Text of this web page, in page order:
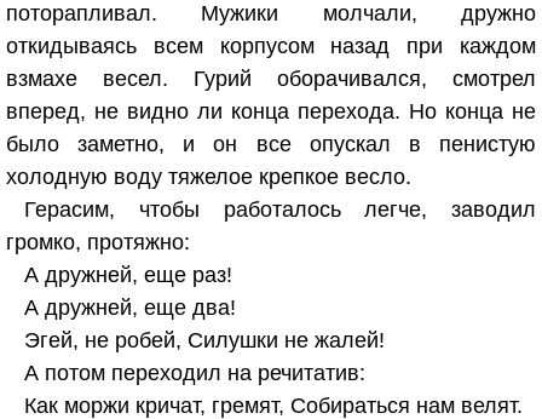
поторапливал. Мужики молчали, дружно
откидываясь всем корпусом назад при каждом
взмахе весел. Гурий оборачивался, смотрел
вперед, не видно ли конца перехода. Но конца не
было заметно, и он все опускал в пенистую
холодную воду тяжелое крепкое весло.
Герасим, чтобы работалось легче, заводил
громко, протяжно:
А дружней, еще раз!
А дружней, еще два!
Эгей, не робей, Силушки не жалей!
А потом переходил на речитатив:
Как моржи кричат, гремят, Собираться нам велят.